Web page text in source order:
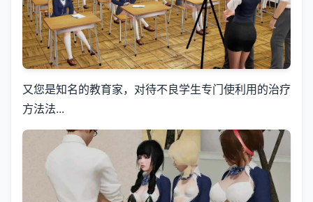
又您是知名的教育家，对待不良学生专门使利用的治疗
方法法...